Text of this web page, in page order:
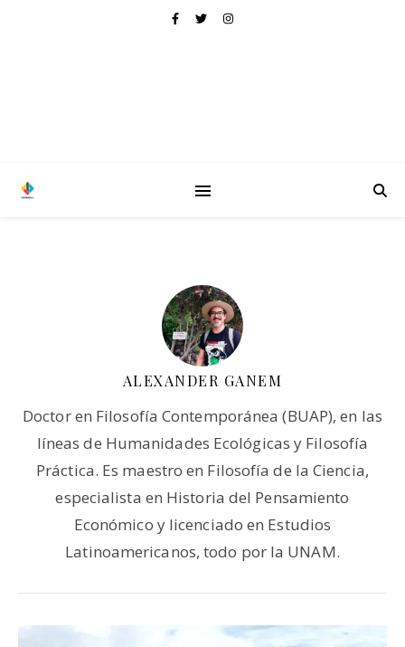
ALEXANDER GANEM
Doctor en Filosofía Contemporánea (BUAP), en las
líneas de Humanidades Ecológicas y Filosofía
Práctica. Es maestro en Filosofía de la Ciencia,
especialista en Historia del Pensamiento
Económico y licenciado en Estudios
Latinoamericanos, todo por la UNAM.